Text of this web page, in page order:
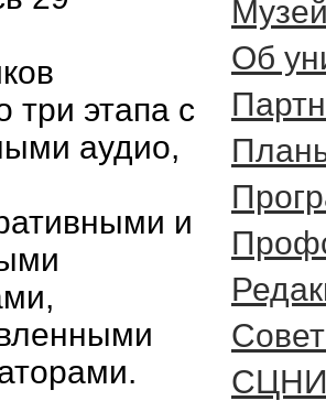
три этапа с
аудио,
и
Об